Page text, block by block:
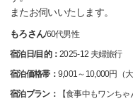
またお伺いいたします。
もろさん/60代男性
宿泊日/目的：2025-12 夫婦旅行
宿泊価格帯： 9,001～10,000円（
宿泊プラン：
【食事中もワンち